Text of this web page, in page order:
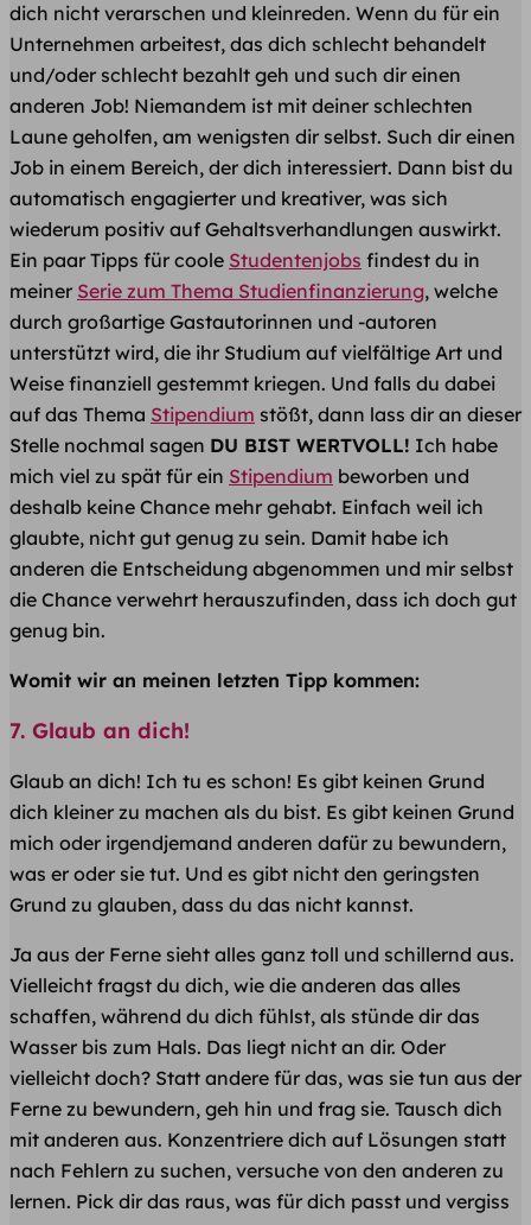
dich nicht verarschen und kleinreden. Wenn du für ein
Unternehmen arbeitest, das dich schlecht behandelt
und/oder schlecht bezahlt geh und such dir einen
anderen Job! Niemandem ist mit deiner schlechten
Laune geholfen, am wenigsten dir selbst. Such dir einen
Job in einem Bereich, der dich interessiert. Dann bist du
automatisch engagierter und kreativer, was sich
wiederum positiv auf Gehaltsverhandlungen auswirkt.
Ein paar Tipps für coole Studentenjobs findest du in
meiner Serie zum Thema Studienfinanzierung, welche
durch großartige Gastautorinnen und -autoren
unterstützt wird, die ihr Studium auf vielfältige Art und
Weise finanziell gestemmt kriegen. Und falls du dabei
auf das Thema Stipendium stößt, dann lass dir an dieser
Stelle nochmal sagen DU BIST WERTVOLL! Ich habe
mich viel zu spät für ein Stipendium beworben und
deshalb keine Chance mehr gehabt. Einfach weil ich
glaubte, nicht gut genug zu sein. Damit habe ich
anderen die Entscheidung abgenommen und mir selbst
die Chance verwehrt herauszufinden, dass ich doch gut
genug bin.
Womit wir an meinen letzten Tipp kommen:
7. Glaub an dich!
Glaub an dich! Ich tu es schon! Es gibt keinen Grund
dich kleiner zu machen als du bist. Es gibt keinen Grund
mich oder irgendjemand anderen dafür zu bewundern,
was er oder sie tut. Und es gibt nicht den geringsten
Grund zu glauben, dass du das nicht kannst.
Ja aus der Ferne sieht alles ganz toll und schillernd aus.
Vielleicht fragst du dich, wie die anderen das alles
schaffen, während du dich fühlst, als stünde dir das
Wasser bis zum Hals. Das liegt nicht an dir. Oder
vielleicht doch? Statt andere für das, was sie tun aus der
Ferne zu bewundern, geh hin und frag sie. Tausch dich
mit anderen aus. Konzentriere dich auf Lösungen statt
nach Fehlern zu suchen, versuche von den anderen zu
lernen. Pick dir das raus, was für dich passt und vergiss